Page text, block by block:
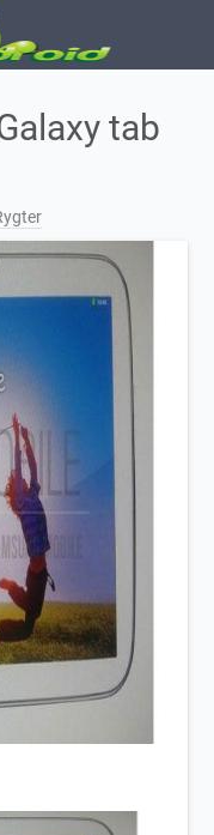
tab